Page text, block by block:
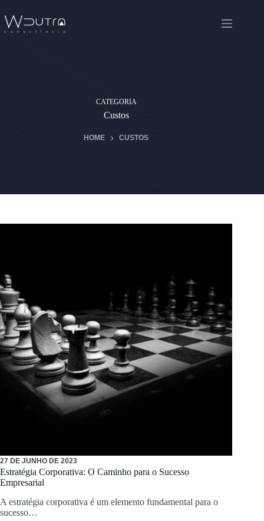
para
conteúdo
CATEGORIA
Custos
HOME CUSTOS
27 DE JUNHO DE 2023
Estratégia Corporativa: O Caminho para o Sucesso
Empresarial
A estratégia corporativa é um elemento fundamental para o
sucesso…